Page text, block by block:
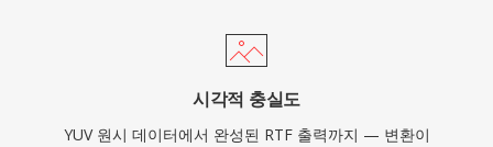
시각적 충실도
YUV 원시 데이터에서 완성된 RTF 출력까지 — 변환이